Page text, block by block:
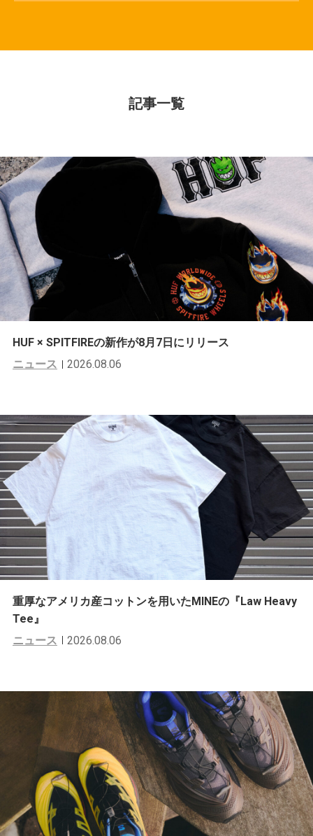
記事一覧
HUF × SPITFIREの新作が8月7日にリリース
ニュース
2026.08.06
重厚なアメリカ産コットンを用いたMINEの『Law Heavy
Tee』
ニュース
2026.08.06